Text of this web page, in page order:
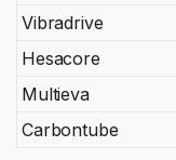
Vibradrive
Hesacore
Multieva
Carbontube